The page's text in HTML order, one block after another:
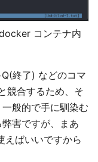
コンテナ内
終了) などのコマ
競合するため、そ
般的で手に馴染む
害ですが、まあ
えばいいですから